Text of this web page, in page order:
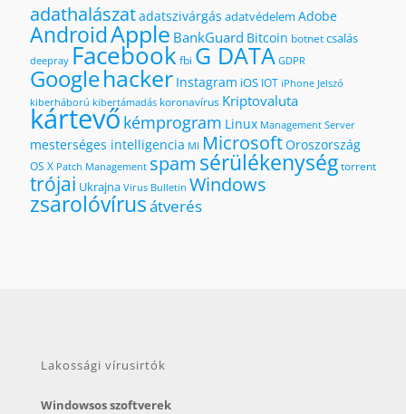
adathalászatadatszivárgás adatvédelem Adobe
AndroidApple BankGuard Bitcoin botnetcsalás
deepray Facebookfbi G DATA GDPR
Googlehacker Instagram iOS IOT iPhone Jelszó
kiberháború kibertámadás koronavírus Kriptovaluta
kártevőkémprogram Linux Management Server
mesterséges intelligencia MI MicrosoftOroszország
OS X Patch Management spam sérülékenységtorrent
trójai Ukrajna Virus Bulletin Windows
zsarolóvírusátverés
Lakossági vírusirtók
Windowsos szoftverek